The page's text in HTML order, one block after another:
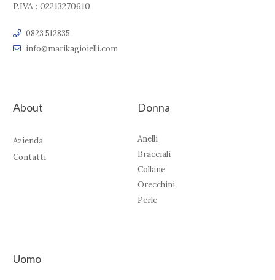
P.IVA : 02213270610
0823 512835
info@marikagioielli.com
About
Azienda
Contatti
Donna
Anelli
Bracciali
Collane
Orecchini
Perle
Uomo